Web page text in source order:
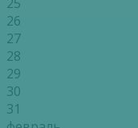
26
27
28
29
30
31